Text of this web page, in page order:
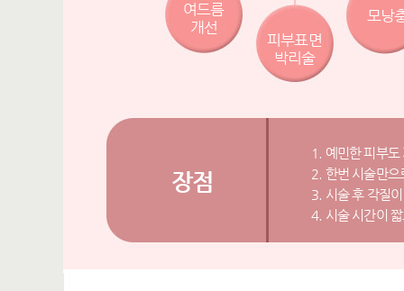
모낭
피부표면
박리술
여드름
개선
1. 예민한 피부
2. 한번 시술만으
3. 시술 후 각질
4. 시술 시간이
장점